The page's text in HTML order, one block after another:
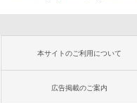
本サイトのご利用について
広告掲載のご案内